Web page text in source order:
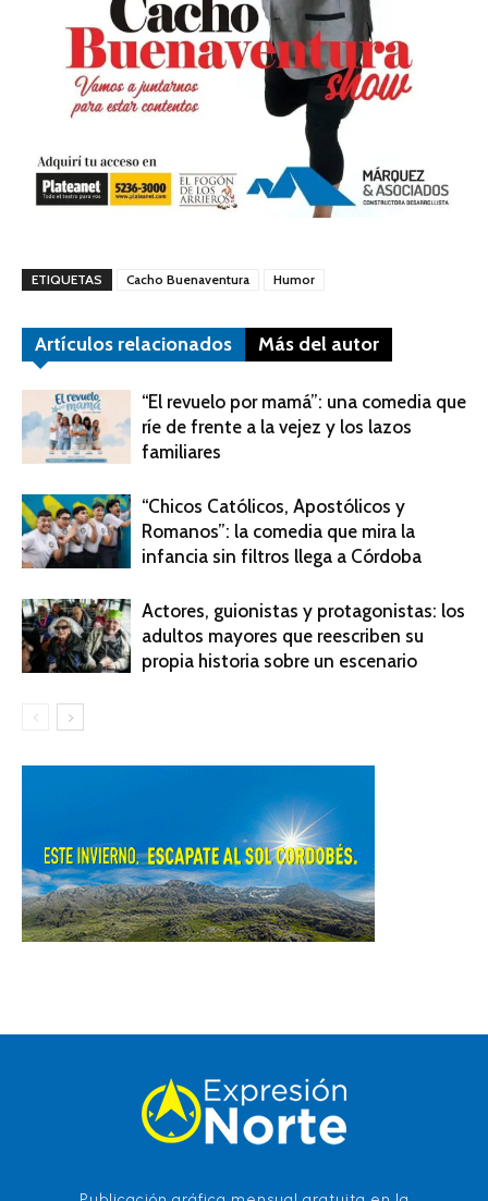
ETIQUETAS Cacho Buenaventura Humor
Artículos relacionados Más del autor
“El revuelo por mamá”: una comedia que
ríe de frente a la vejez y los lazos
familiares
“Chicos Católicos, Apostólicos y
Romanos”: la comedia que mira la
infancia sin filtros llega a Córdoba
Actores, guionistas y protagonistas: los
adultos mayores que reescriben su
propia historia sobre un escenario